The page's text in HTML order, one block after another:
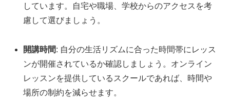
しています。自宅や職場、学校からのアクセスを考
慮して選びましょう。
開講時間: 自分の生活リズムに合った時間帯にレッス
ンが開催されているか確認しましょう。オンライン
レッスンを提供しているスクールであれば、時間や
場所の制約を減らせます。